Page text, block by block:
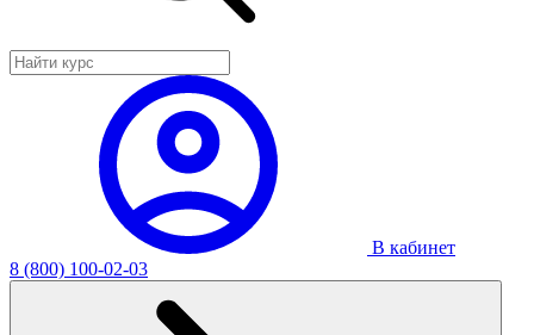
В кабинет
8 (800) 100-02-03